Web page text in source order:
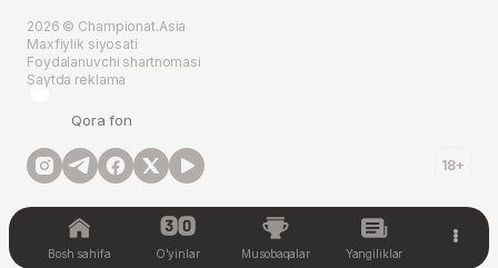
2026 © Championat.Asia
Maxfiylik siyosati
Foydalanuvchi shartnomasi
Saytda reklama
Qora fon
18+
Bosh sahifa O'yinlar Musobaqalar Yangiliklar